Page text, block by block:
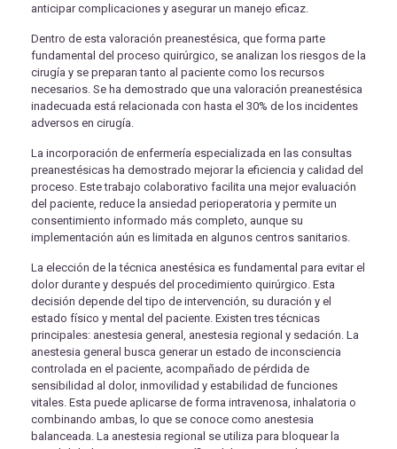
anticipar complicaciones y asegurar un manejo eficaz.
Dentro de esta valoración preanestésica, que forma parte
fundamental del proceso quirúrgico, se analizan los riesgos de la
cirugía y se preparan tanto al paciente como los recursos
necesarios. Se ha demostrado que una valoración preanestésica
inadecuada está relacionada con hasta el 30% de los incidentes
adversos en cirugía.
La incorporación de enfermería especializada en las consultas
preanestésicas ha demostrado mejorar la eficiencia y calidad del
proceso. Este trabajo colaborativo facilita una mejor evaluación
del paciente, reduce la ansiedad perioperatoria y permite un
consentimiento informado más completo, aunque su
implementación aún es limitada en algunos centros sanitarios.
La elección de la técnica anestésica es fundamental para evitar el
dolor durante y después del procedimiento quirúrgico. Esta
decisión depende del tipo de intervención, su duración y el
estado físico y mental del paciente. Existen tres técnicas
principales: anestesia general, anestesia regional y sedación. La
anestesia general busca generar un estado de inconsciencia
controlada en el paciente, acompañado de pérdida de
sensibilidad al dolor, inmovilidad y estabilidad de funciones
vitales. Esta puede aplicarse de forma intravenosa, inhalatoria o
combinando ambas, lo que se conoce como anestesia
balanceada. La anestesia regional se utiliza para bloquear la